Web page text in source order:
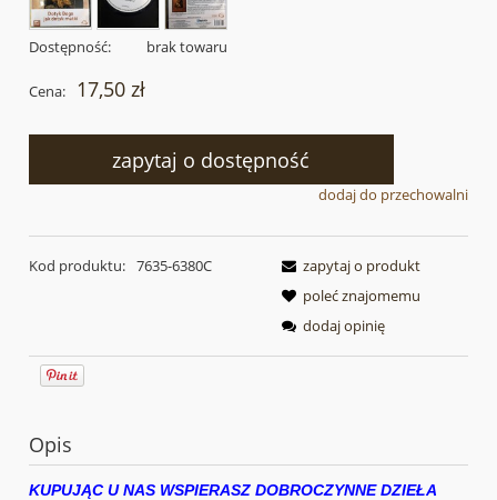
Dostępność: brak towaru
Cena: 17,50 zł
zapytaj o dostępność
dodaj do przechowalni
Kod produktu: 7635-6380C
zapytaj o produkt
poleć znajomemu
dodaj opinię
Opis
KUPUJĄC U NAS WSPIERASZ DOBROCZYNNE DZIEŁA